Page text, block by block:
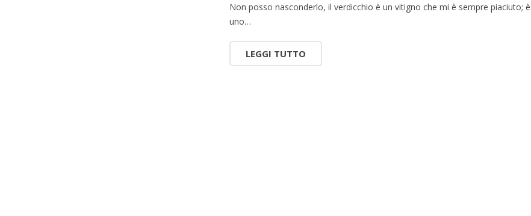
Non posso nasconderlo, il verdicchio è un vitigno che mi è sempre piaciuto; è
uno…
LEGGI TUTTO